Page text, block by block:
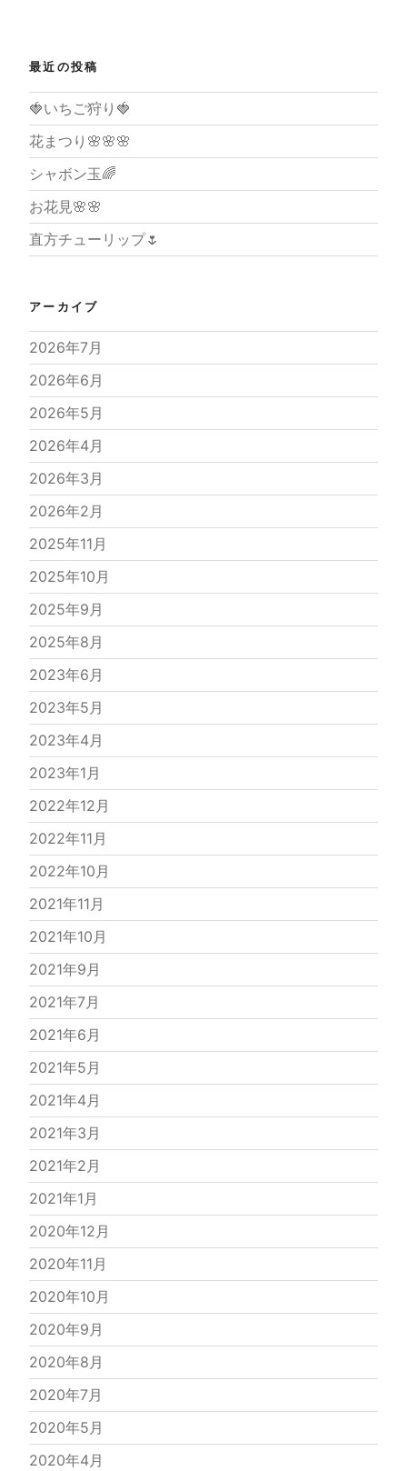
最近の投稿
🍓いちご狩り🍓
花まつり🌸🌸🌸
シャボン玉🌈
お花見🌸🌸
直方チューリップ🌷
アーカイブ
2026年7月
2026年6月
2026年5月
2026年4月
2026年3月
2026年2月
2025年11月
2025年10月
2025年9月
2025年8月
2023年6月
2023年5月
2023年4月
2023年1月
2022年12月
2022年11月
2022年10月
2021年11月
2021年10月
2021年9月
2021年7月
2021年6月
2021年5月
2021年4月
2021年3月
2021年2月
2021年1月
2020年12月
2020年11月
2020年10月
2020年9月
2020年8月
2020年7月
2020年5月
2020年4月